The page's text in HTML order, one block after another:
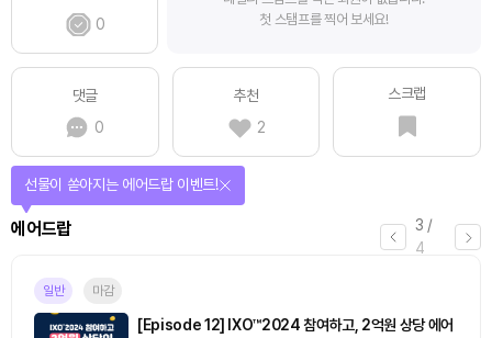
0
첫 스탬프를 찍어 보세요!
댓글
0
추천
2
스크랩
3 /
4
에어드랍
선물이 쏟아지는 에어드랍 이벤트!
일반 마감
[Episode 12] IXO™2024 참여하고, 2억원 상당 에어